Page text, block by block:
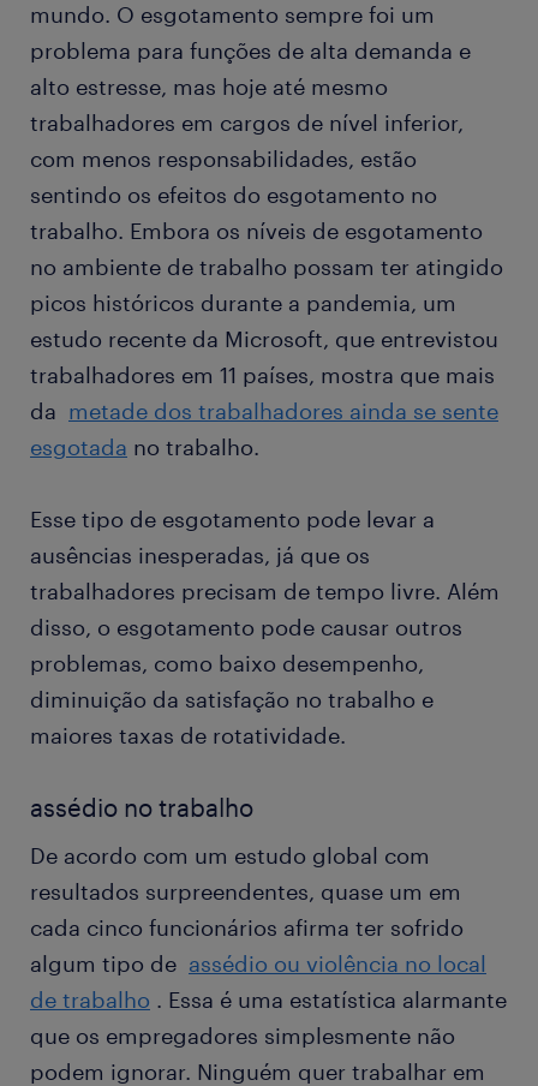
mundo. O esgotamento sempre foi um
problema para funções de alta demanda e
alto estresse, mas hoje até mesmo
trabalhadores em cargos de nível inferior,
com menos responsabilidades, estão
sentindo os efeitos do esgotamento no
trabalho. Embora os níveis de esgotamento
no ambiente de trabalho possam ter atingido
picos históricos durante a pandemia, um
estudo recente da Microsoft, que entrevistou
trabalhadores em 11 países, mostra que mais
da metade dos trabalhadores ainda se sente
esgotada no trabalho.
Esse tipo de esgotamento pode levar a
ausências inesperadas, já que os
trabalhadores precisam de tempo livre. Além
disso, o esgotamento pode causar outros
problemas, como baixo desempenho,
diminuição da satisfação no trabalho e
maiores taxas de rotatividade.
assédio no trabalho
De acordo com um estudo global com
resultados surpreendentes, quase um em
cada cinco funcionários afirma ter sofrido
algum tipo de assédio ou violência no local
de trabalho . Essa é uma estatística alarmante
que os empregadores simplesmente não
podem ignorar. Ninguém quer trabalhar em